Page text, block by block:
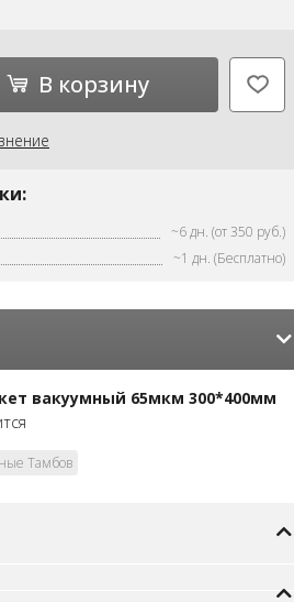
В корзину
~6 дн. (от 350 руб.)
~1 дн. (Бесплатно)
вакуумный 65мкм 300*400мм
Тамбов